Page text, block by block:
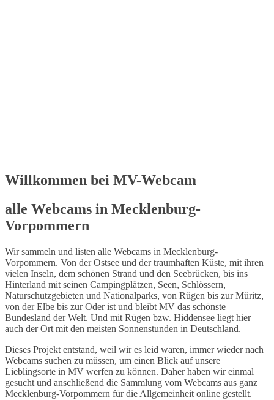
Willkommen bei MV-Webcam
alle Webcams in Mecklenburg-
Vorpommern
Wir sammeln und listen alle Webcams in Mecklenburg-
Vorpommern. Von der Ostsee und der traumhaften Küste, mit ihren
vielen Inseln, dem schönen Strand und den Seebrücken, bis ins
Hinterland mit seinen Campingplätzen, Seen, Schlössern,
Naturschutzgebieten und Nationalparks, von Rügen bis zur Müritz,
von der Elbe bis zur Oder ist und bleibt MV das schönste
Bundesland der Welt. Und mit Rügen bzw. Hiddensee liegt hier
auch der Ort mit den meisten Sonnenstunden in Deutschland.
Dieses Projekt entstand, weil wir es leid waren, immer wieder nach
Webcams suchen zu müssen, um einen Blick auf unsere
Lieblingsorte in MV werfen zu können. Daher haben wir einmal
gesucht und anschließend die Sammlung vom Webcams aus ganz
Mecklenburg-Vorpommern für die Allgemeinheit online gestellt.